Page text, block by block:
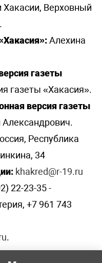
Хакасии, Верховный
Алехина
газеты
газеты «Хакасия».
версия газеты
Республика
34
khakred@r-19.ru
22-23-35 -
+7 961 743
.